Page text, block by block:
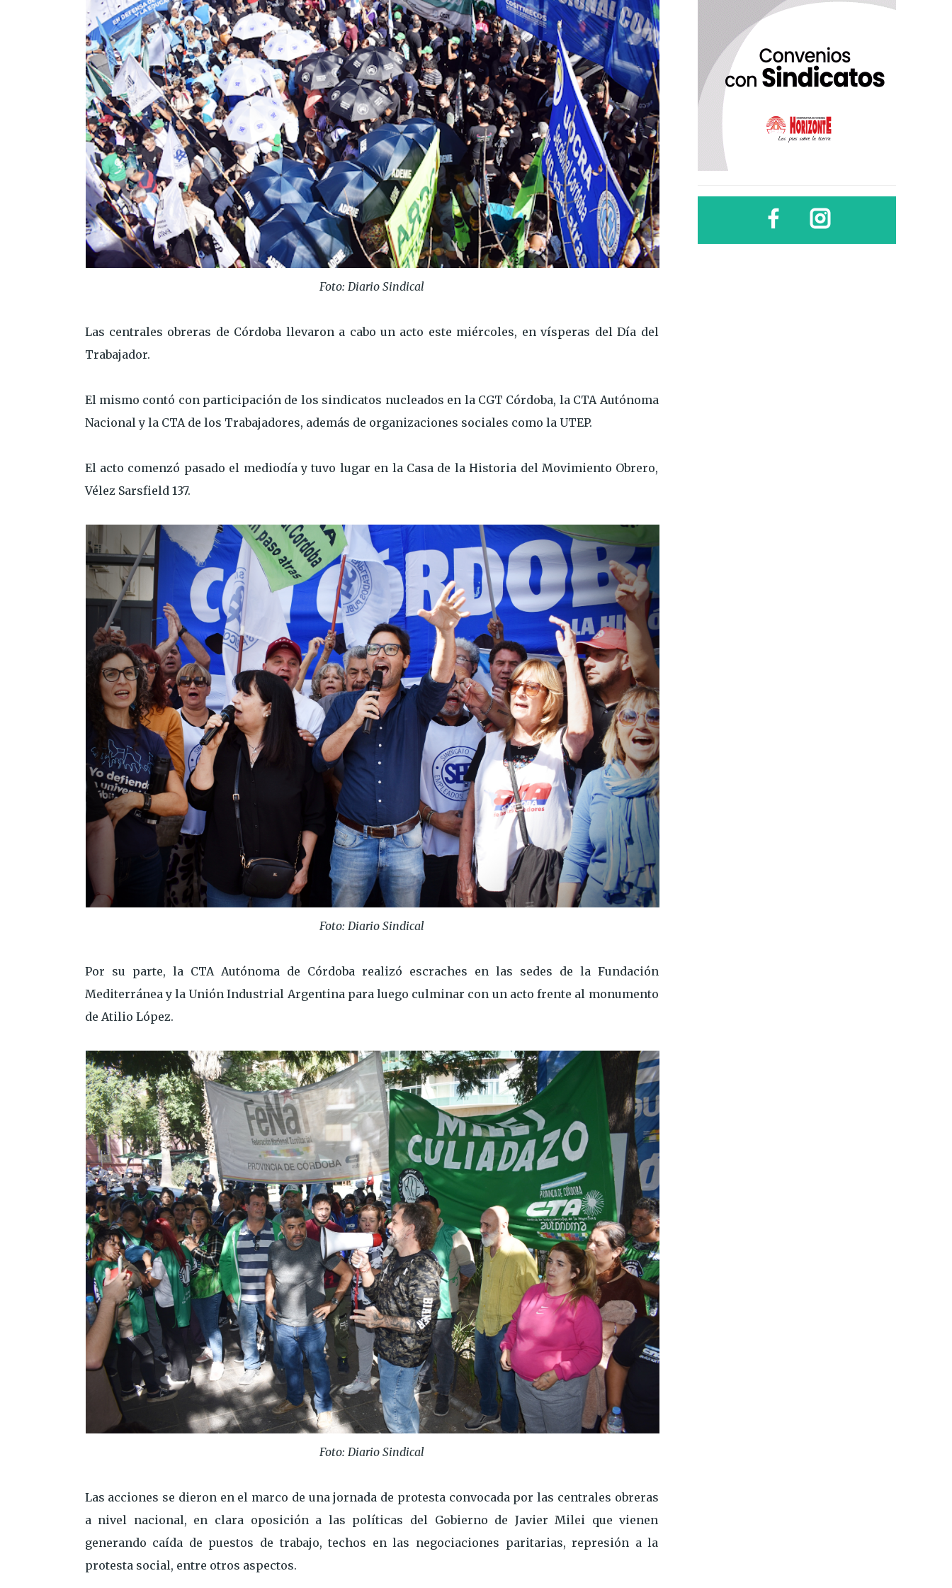
Foto: Diario Sindical
Las centrales obreras de Córdoba llevaron a cabo un acto este miércoles, en vísperas del Día del
Trabajador.
El mismo contó con participación de los sindicatos nucleados en la CGT Córdoba, la CTA Autónoma
Nacional y la CTA de los Trabajadores, además de organizaciones sociales como la UTEP.
El acto comenzó pasado el mediodía y tuvo lugar en la Casa de la Historia del Movimiento Obrero,
Vélez Sarsfield 137.
Foto: Diario Sindical
Por su parte, la CTA Autónoma de Córdoba realizó escraches en las sedes de la Fundación
Mediterránea y la Unión Industrial Argentina para luego culminar con un acto frente al monumento
de Atilio López.
Foto: Diario Sindical
Las acciones se dieron en el marco de una jornada de protesta convocada por las centrales obreras
a nivel nacional, en clara oposición a las políticas del Gobierno de Javier Milei que vienen
generando caída de puestos de trabajo, techos en las negociaciones paritarias, represión a la
protesta social, entre otros aspectos.